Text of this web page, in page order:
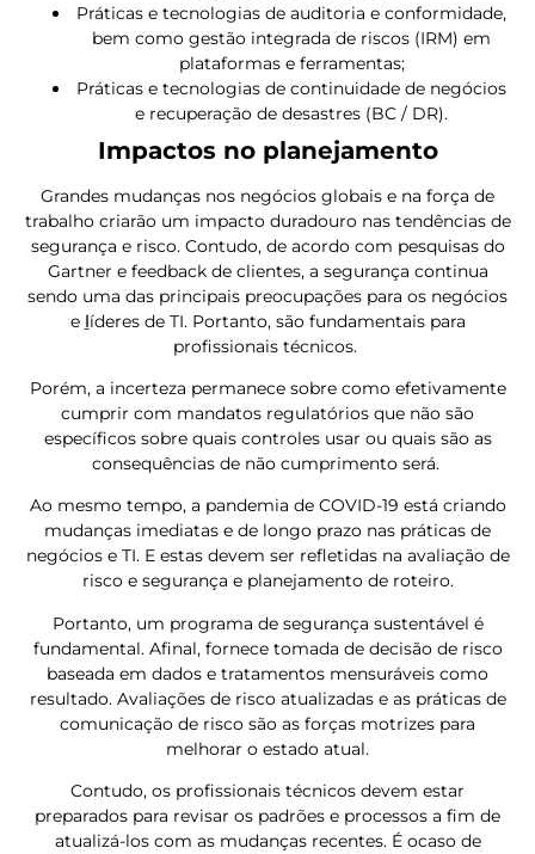
Práticas e tecnologias de auditoria e conformidade,
bem como gestão integrada de riscos (IRM) em
plataformas e ferramentas;
Práticas e tecnologias de continuidade de negócios
e recuperação de desastres (BC / DR).
Impactos no planejamento
Grandes mudanças nos negócios globais e na força de
trabalho criarão um impacto duradouro nas tendências de
segurança e risco. Contudo, de acordo com pesquisas do
Gartner e feedback de clientes, a segurança continua
sendo uma das principais preocupações para os negócios
e líderes de TI. Portanto, são fundamentais para
profissionais técnicos.
Porém, a incerteza permanece sobre como efetivamente
cumprir com mandatos regulatórios que não são
específicos sobre quais controles usar ou quais são as
consequências de não cumprimento será.
Ao mesmo tempo, a pandemia de COVID-19 está criando
mudanças imediatas e de longo prazo nas práticas de
negócios e TI. E estas devem ser refletidas na avaliação de
risco e segurança e planejamento de roteiro.
Portanto, um programa de segurança sustentável é
fundamental. Afinal, fornece tomada de decisão de risco
baseada em dados e tratamentos mensuráveis como
resultado. Avaliações de risco atualizadas e as práticas de
comunicação de risco são as forças motrizes para
melhorar o estado atual.
Contudo, os profissionais técnicos devem estar
preparados para revisar os padrões e processos a fim de
atualizá-los com as mudanças recentes. É ocaso de